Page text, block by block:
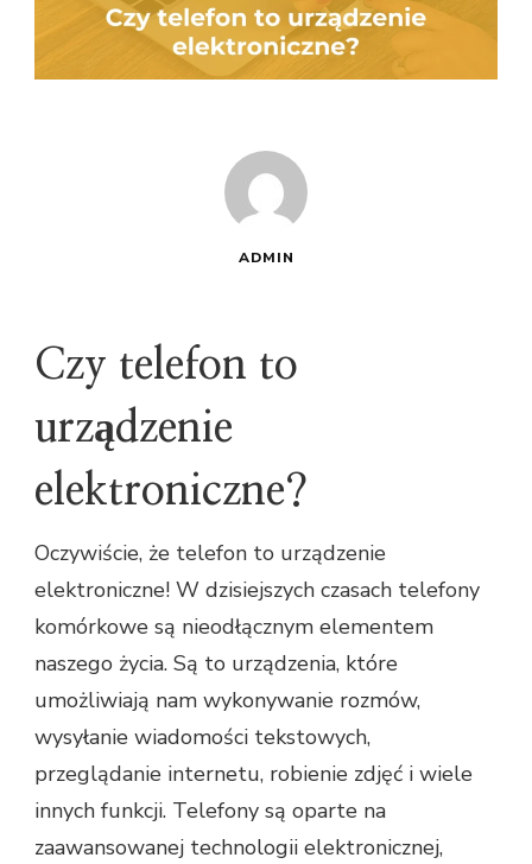
ADMIN
Czy telefon to
urządzenie
elektroniczne?
Oczywiście, że telefon to urządzenie
elektroniczne! W dzisiejszych czasach telefony
komórkowe są nieodłącznym elementem
naszego życia. Są to urządzenia, które
umożliwiają nam wykonywanie rozmów,
wysyłanie wiadomości tekstowych,
przeglądanie internetu, robienie zdjęć i wiele
innych funkcji. Telefony są oparte na
zaawansowanej technologii elektronicznej,